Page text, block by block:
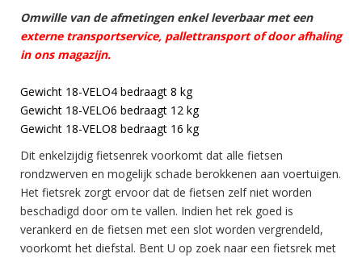
Omwille van de afmetingen enkel leverbaar met een
externe transportservice, pallettransport of door afhaling
in ons magazijn.
Gewicht 18-VELO4 bedraagt 8 kg
Gewicht 18-VELO6 bedraagt 12 kg
Gewicht 18-VELO8 bedraagt 16 kg
Dit enkelzijdig fietsenrek voorkomt dat alle fietsen
rondzwerven en mogelijk schade berokkenen aan voertuigen.
Het fietsrek zorgt ervoor dat de fietsen zelf niet worden
beschadigd door om te vallen. Indien het rek goed is
verankerd en de fietsen met een slot worden vergrendeld,
voorkomt het diefstal. Bent U op zoek naar een fietsrek met